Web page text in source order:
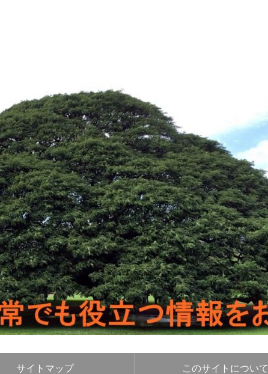
サイトマップ このサイトについて